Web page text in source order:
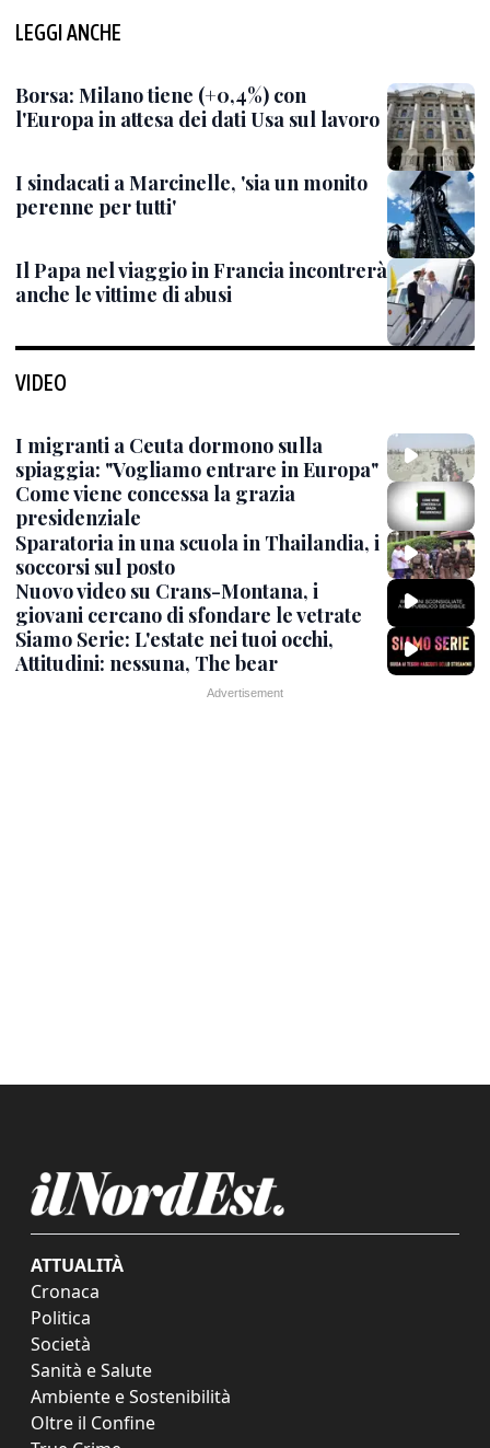
LEGGI ANCHE
Borsa: Milano tiene (+0,4%) con
l'Europa in attesa dei dati Usa sul lavoro
I sindacati a Marcinelle, 'sia un monito
perenne per tutti'
Il Papa nel viaggio in Francia incontrerà
anche le vittime di abusi
VIDEO
I migranti a Ceuta dormono sulla
spiaggia: "Vogliamo entrare in Europa"
Come viene concessa la grazia
presidenziale
Sparatoria in una scuola in Thailandia, i
soccorsi sul posto
Nuovo video su Crans-Montana, i
giovani cercano di sfondare le vetrate
Siamo Serie: L'estate nei tuoi occhi,
Attitudini: nessuna, The bear
ATTUALITÀ
Cronaca
Politica
Società
Sanità e Salute
Ambiente e Sostenibilità
Oltre il Confine